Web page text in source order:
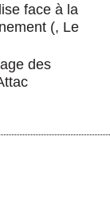
face à la
(, Le
des